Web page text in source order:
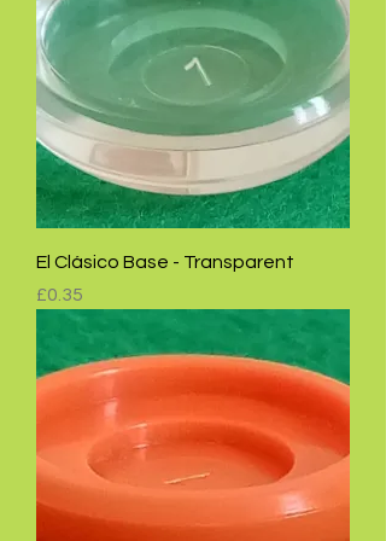
El Clásico Base - Transparent
Price
£0.35